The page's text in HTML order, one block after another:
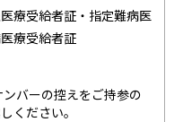
療受給者証・指定難病医
療受給者証
ンバーの控えをご持参の
ください。